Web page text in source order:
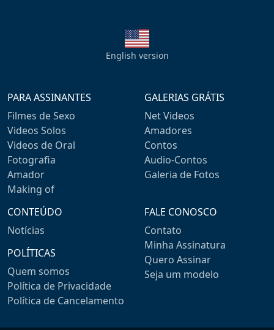
English version
PARA ASSINANTES
Filmes de Sexo
Videos Solos
Videos de Oral
Fotografia
Amador
Making of
GALERIAS GRÁTIS
Net Videos
Amadores
Contos
Audio-Contos
Galeria de Fotos
CONTEÚDO
Notícias
POLÍTICAS
Quem somos
Política de Privacidade
Política de Cancelamento
FALE CONOSCO
Contato
Minha Assinatura
Quero Assinar
Seja um modelo